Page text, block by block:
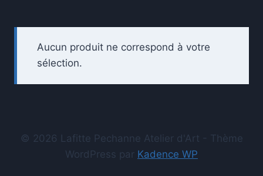
Aucun produit ne correspond à votre
sélection.
© 2026 Lafitte Pechanne Atelier d'Art - Thème
WordPress par Kadence WP